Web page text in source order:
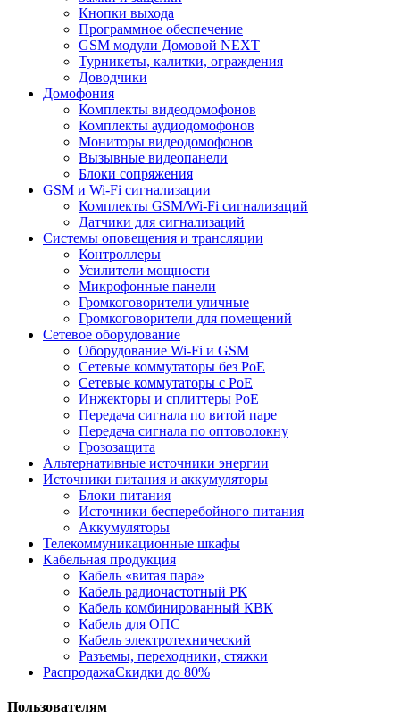
Кнопки выхода
Программное обеспечение
GSM модули Домовой NEXT
Турникеты, калитки, ограждения
Доводчики
Домофония
Комплекты видеодомофонов
Комплекты аудиодомофонов
Мониторы видеодомофонов
Вызывные видеопанели
Блоки сопряжения
GSM и Wi-Fi сигнализации
Комплекты GSM/Wi-Fi сигнализаций
Датчики для сигнализаций
Системы оповещения и трансляции
Контроллеры
Усилители мощности
Микрофонные панели
Громкоговорители уличные
Громкоговорители для помещений
Сетевое оборудование
Оборудование Wi-Fi и GSM
Сетевые коммутаторы без PoE
Сетевые коммутаторы с PoE
Инжекторы и сплиттеры PoE
Передача сигнала по витой паре
Передача сигнала по оптоволокну
Грозозащита
Альтернативные источники энергии
Источники питания и аккумуляторы
Блоки питания
Источники бесперебойного питания
Аккумуляторы
Телекоммуникационные шкафы
Кабельная продукция
Кабель «витая пара»
Кабель радиочастотный РК
Кабель комбинированный КВК
Кабель для ОПС
Кабель электротехнический
Разъемы, переходники, стяжки
РаспродажаСкидки до 80%
Пользователям